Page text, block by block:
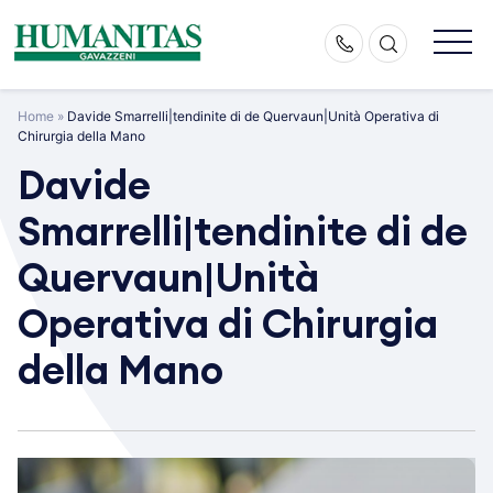
content
Home » Davide Smarrelli|tendinite di de Quervaun|Unità Operativa di
Chirurgia della Mano
Davide
Smarrelli|tendinite di de
Quervaun|Unità
Operativa di Chirurgia
della Mano